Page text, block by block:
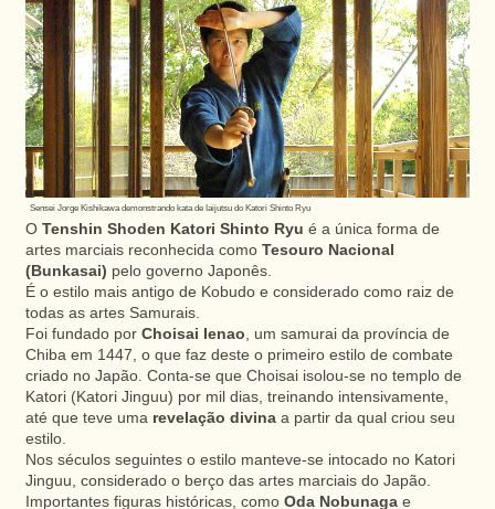
Sensei Jorge Kishikawa demonstrando kata de Iaijutsu do Katori Shinto Ryu
O Tenshin Shoden Katori Shinto Ryu é a única forma de
artes marciais reconhecida como Tesouro Nacional
(Bunkasai) pelo governo Japonês.
É o estilo mais antigo de Kobudo e considerado como raiz de
todas as artes Samurais.
Foi fundado por Choisai Ienao, um samurai da província de
Chiba em 1447, o que faz deste o primeiro estilo de combate
criado no Japão. Conta-se que Choisai isolou-se no templo de
Katori (Katori Jinguu) por mil dias, treinando intensivamente,
até que teve uma revelação divinaa partir da qual criou seu
estilo.
Nos séculos seguintes o estilo manteve-se intocado no Katori
Jinguu, considerado o berço das artes marciais do Japão.
Importantes figuras históricas, como Oda Nobunagae